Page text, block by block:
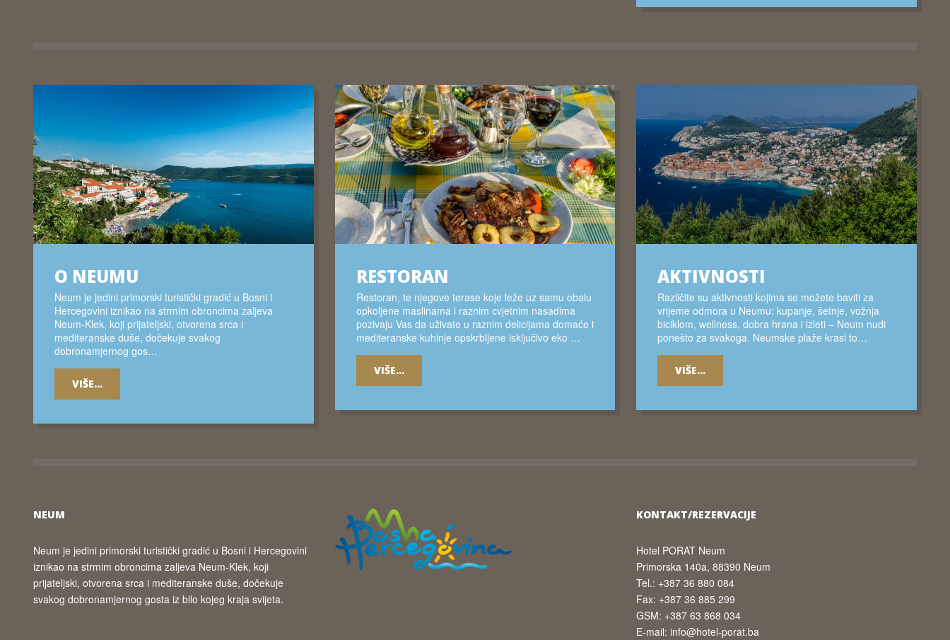
O NEUMU
Neum je jedini primorski turistički gradić u Bosni i
Hercegovini iznikao na strmim obroncima zaljeva
Neum-Klek, koji prijateljski, otvorena srca i
mediteranske duše, dočekuje svakog
dobronamjernog gos…
VIŠE...
RESTORAN
Restoran, te njegove terase koje leže uz samu obalu
opkoljene maslinama i raznim cvjetnim nasadima
pozivaju Vas da uživate u raznim delicijama domaće i
mediteranske kuhinje opskrbljene isključivo eko …
VIŠE...
AKTIVNOSTI
Različite su aktivnosti kojima se možete baviti za
vrijeme odmora u Neumu: kupanje, šetnje, vožnja
biciklom, wellness, dobra hrana i izleti – Neum nudi
ponešto za svakoga. Neumske plaže krasi to…
VIŠE...
NEUM
Neum je jedini primorski turistički gradić u Bosni i Hercegovini
iznikao na strmim obroncima zaljeva Neum-Klek, koji
prijateljski, otvorena srca i mediteranske duše, dočekuje
svakog dobronamjernog gosta iz bilo kojeg kraja svijeta.
KONTAKT/REZERVACIJE
Hotel PORAT Neum
Primorska 140a, 88390 Neum
Tel.: +387 36 880 084
Fax: +387 36 885 299
GSM: +387 63 868 034
E-mail: info@hotel-porat.ba